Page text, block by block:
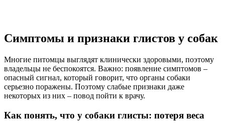
Симптомы и признаки глистов у собак
Многие питомцы выглядят клинически здоровыми, поэтому
владельцы не беспокоятся. Важно: появление симптомов –
опасный сигнал, который говорит, что органы собаки
серьезно поражены. Поэтому слабые признаки даже
некоторых из них – повод пойти к врачу.
Как понять, что у собаки глисты: потеря веса